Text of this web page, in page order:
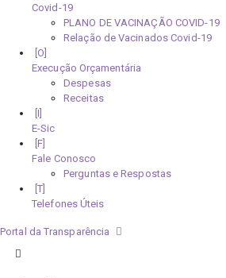
Covid-19
PLANO DE VACINAÇÃO COVID-19
Relação de Vacinados Covid-19
Execução Orçamentária
Despesas
Receitas
E-Sic
Fale Conosco
Perguntas e Respostas
Telefones Úteis
Portal da Transparência